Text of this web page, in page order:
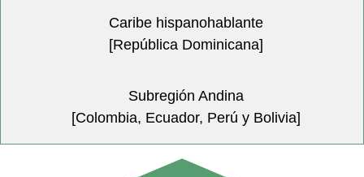
Caribe hispanohablante
[República Dominicana]
Subregión Andina
[Colombia, Ecuador, Perú y Bolivia]